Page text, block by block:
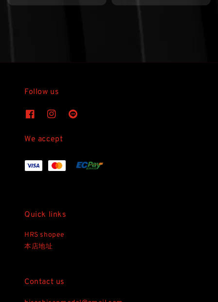
price
Follow us
We accept
Quick links
HRS shopee
本店地址
Contact us